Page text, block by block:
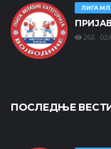
ЛИГА
265 02/
ПОСЛЕДЊЕ